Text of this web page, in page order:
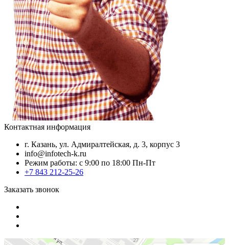
Контактная информация
г. Казань, ул. Адмиралтейская, д. 3, корпус 3
info@infotech-k.ru
Режим работы: с 9:00 по 18:00 Пн-Пт
+7 843 212-25-26
Заказать звонок